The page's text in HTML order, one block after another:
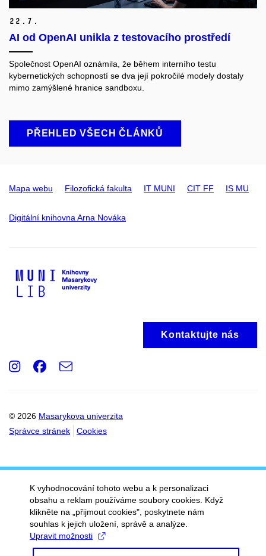
22. 7.
AI od OpenAI unikla z testovacího prostředí
Společnost OpenAI oznámila, že během interního testu
kybernetických schopností se dva její pokročilé modely dostaly
mimo zamýšlené hranice sandboxu.
PŘEHLED VŠECH ČLÁNKŮ
Mapa webu Filozofická fakulta IT MUNI CIT FF IS MU
Digitální knihovna Arna Nováka
Kontaktujte nás
© 2026 Masarykova univerzita
Správce stránek
Cookies
Instagram
Facebook
e-
K vyhodnocování tohoto webu a k personalizaci
obsahu a reklam používáme soubory cookies. Když
klikněte na „přijmout cookies", poskytnete nám
souhlas k jejich uložení, správě a analýze.
Upravit možnosti